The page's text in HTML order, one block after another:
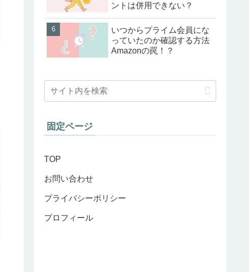
ントは併用できない？
いつからプライム会員にな
っていたのか確認する方法
Amazonの罠！？
固定ページ
TOP
お問い合わせ
プライバシーポリシー
プロフィール